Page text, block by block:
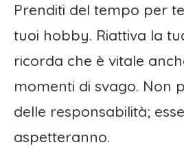
Prenditi del tempo per
tuoi hobby. Riattiva la
ricorda che è vitale
momenti di svago. Non
delle responsabilità;
aspetteranno.